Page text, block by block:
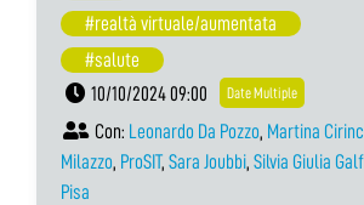
#realtà virtuale/aumentata
#salute
10/10/2024 09:00
Date Multiple
Con: Leonardo Da Pozzo, Martina
Milazzo, ProSIT, Sara Joubbi, Silvia Giulia
Pisa